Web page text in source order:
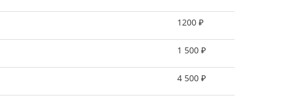
1200 ₽
1 500 ₽
4 500 ₽